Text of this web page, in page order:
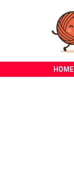
HOME